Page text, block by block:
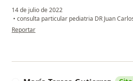
14 de julio de 2022
• consulta particular pediatria DR Juan
en opinión del usuario Miguel Ariza
Reportar